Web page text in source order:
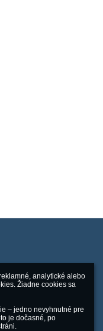
analytické alebo
Žiadne cookies sa
– jedno nevyhnutné pre
je dočasné, po